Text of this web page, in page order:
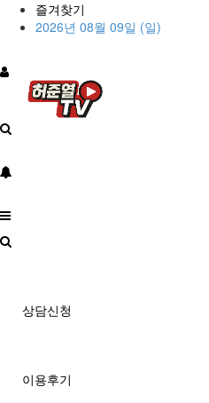
즐겨찾기
2026년 08월 09일 (일)
상담신청
이용후기